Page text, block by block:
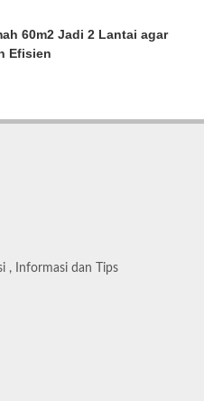
60m2 Jadi 2 Lantai agar
Efisien
, Informasi dan Tips